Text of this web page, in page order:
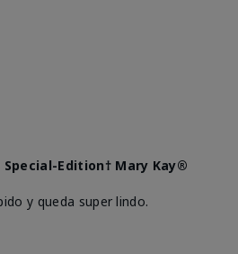
Edition† Mary Kay®
y queda super lindo.